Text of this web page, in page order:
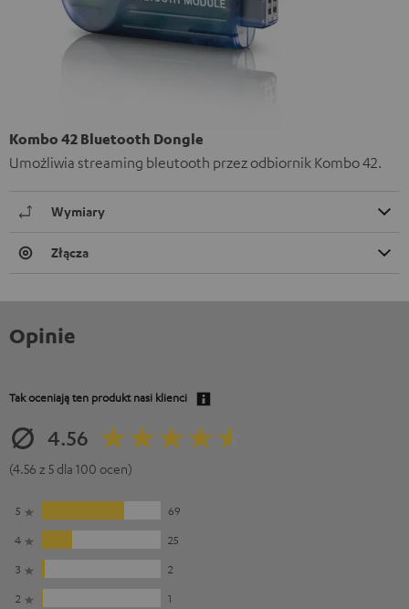
Kombo 42 Bluetooth Dongle
Umożliwia streaming bleutooth przez odbiornik Kombo 42.
Wymiary
Złącza
Opinie
Tak oceniają ten produkt nasi klienci
4.56
(4.56 z 5 dla 100 ocen)
5
69
4
25
3
2
2
1